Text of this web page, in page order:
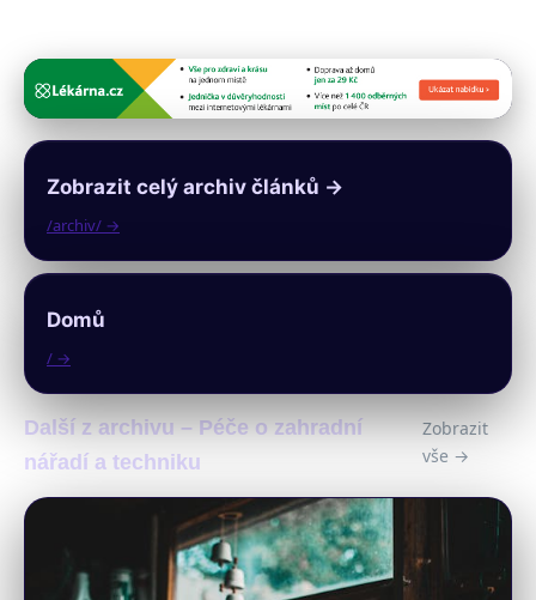
Zobrazit celý archiv článků →
/archiv/ →
Domů
/ →
Další z archivu – Péče o zahradní
nářadí a techniku
Zobrazit
vše →